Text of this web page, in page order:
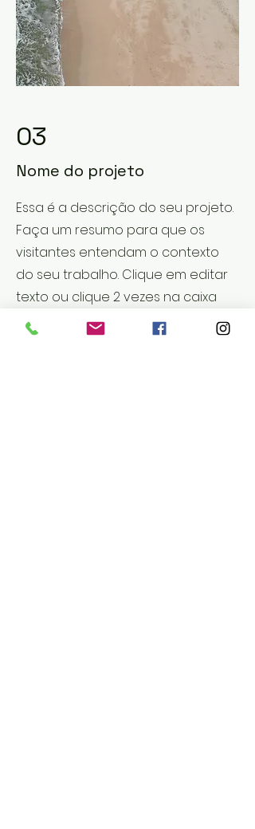
03
Nome do projeto
Essa é a descrição do seu projeto.
Faça um resumo para que os
visitantes entendam o contexto
do seu trabalho. Clique em editar
texto ou clique 2 vezes na caixa
de texto para começar.